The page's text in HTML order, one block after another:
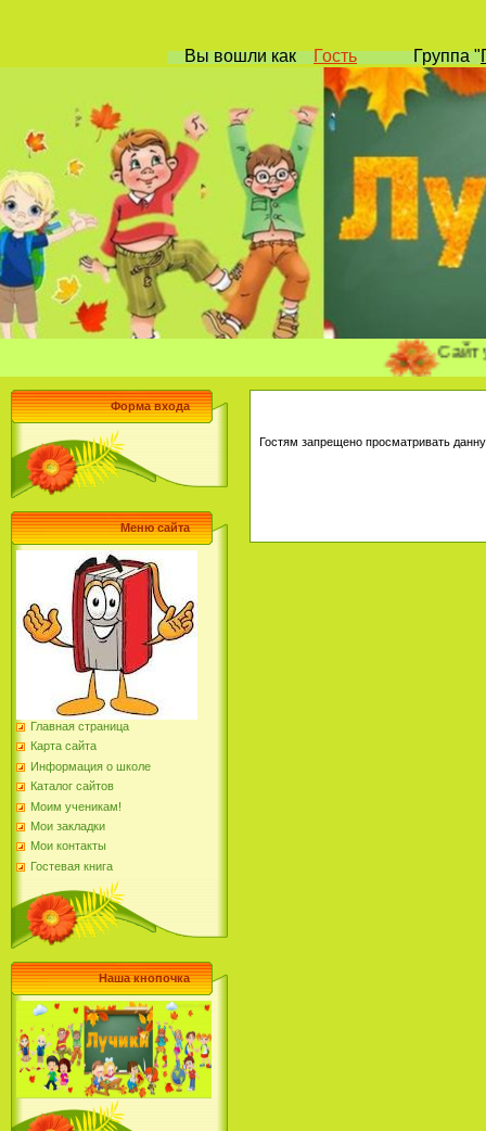
Вы вошликак Гость Группа"
Сайт
Форма входа
Меню сайта
Главная страница
Карта сайта
Информация о школе
Каталог сайтов
Моим ученикам!
Мои закладки
Мои контакты
Гостевая книга
Наша кнопочка
Гостям запрещено просматривать